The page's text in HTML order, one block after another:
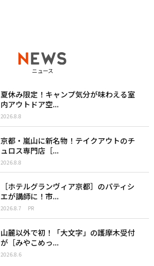
ニュース
夏休み限定！キャンプ気分が味わえる室
内アウトドア空...
2026.8.8
京都・嵐山に新名物！テイクアウトのチ
ュロス専門店［...
2026.8.8
［ホテルグランヴィア京都］のパティシ
エが講師に！市...
2026.8.7 PR
山麓以外で初！「大文字」の護摩木受付
が［みやこめっ...
2026.8.6